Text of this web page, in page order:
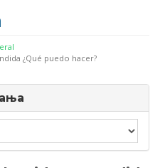
¿Qué puedo hacer?